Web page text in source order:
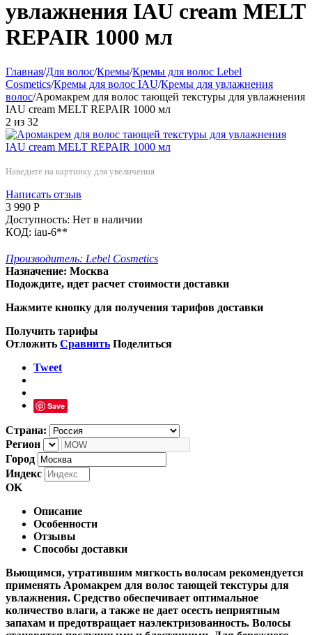
увлажнения IAU cream MELT
REPAIR 1000 мл
Главная/Для волос/Кремы/Кремы для волос Lebel
Cosmetics/Кремы для волос IAU/Кремы для увлажнения
волос/Аромакрем для волос тающей текстуры для увлажнения
IAU cream MELT REPAIR 1000 мл
2 из 32
Наведите на картинку для увеличения
Написать отзыв
3 990 Р
Доступность: Нет в наличии
КОД: iau-6**
Производитель: Lebel Cosmetics
Назначение: Москва
Подождите, идет расчет стоимости доставки
Нажмите кнопку для получения тарифов доставки
Получить тарифы
Отложить Сравнить Поделиться
Tweet
Save
Страна:
Регион
Город
Индекс
OK
Описание
Особенности
Отзывы
Способы доставки
Вьющимся, утратившим мягкость волосам рекомендуется
применять Аромакрем для волос тающей текстуры для
увлажнения. Средство обеспечивает оптимальное
количество влаги, а также не дает осесть неприятным
запахам и предотвращает наэлектризованность. Волосы